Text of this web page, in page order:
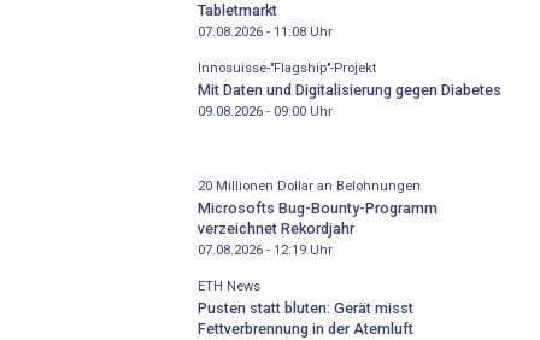
Tabletmarkt
07.08.2026 - 11:08Uhr
Innosuisse-"Flagship"-Projekt
Mit Daten und Digitalisierung gegen Diabetes
09.08.2026 - 09:00Uhr
20 Millionen Dollar an Belohnungen
Microsofts Bug-Bounty-Programm
verzeichnet Rekordjahr
07.08.2026 - 12:19Uhr
ETH News
Pusten statt bluten: Gerät misst
Fettverbrennung in der Atemluft